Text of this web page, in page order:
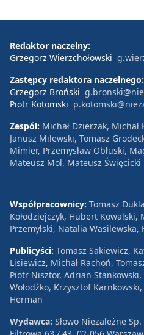
Redaktor naczelny:
Grzegorz Wierzchołowski
Zastępcy redaktora naczelnego:
Grzegorz Broński
Piotr Kotomski
Zespół: Michał Dzierżak,
Janusz Milewski, Tomasz
Mimier, Przemysław Obłuski,
Mateusz Mol, Mateusz Święcicki
Współpracownicy: Tomasz
Kołodziejczyk, Hubert Kowalski,
Przemyłski, Natalia Wasilewska,
Publicyści: Tomasz Sakiewicz,
Lisiewicz, Michał Rachoń,
Piotr Nisztor, Adrian
Wołodźko, Krzysztof
Herman
Wydawca: Słowo Niezależne Sp.